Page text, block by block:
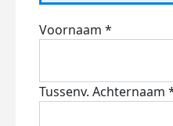
Voornaam *
Tussenv. Achternaam